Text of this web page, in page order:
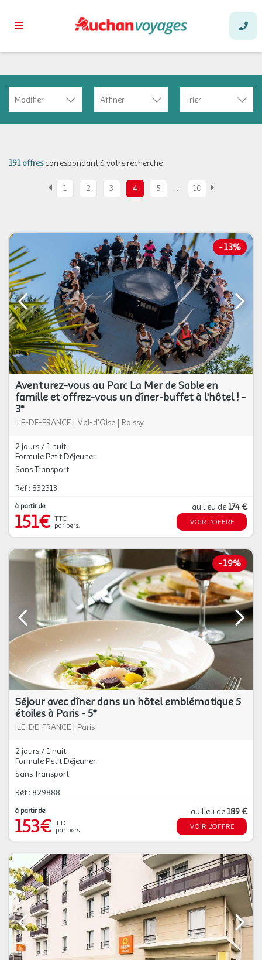
Modifier Affiner Trier
191 offrescorrespondant à votre recherche
1 2 3 4 5 … 10
-13%
Aventurez-vous au Parc La Mer de Sable en
famille et offrez-vous un dîner-buffet à l'hôtel ! -
3*
ILE-DE-FRANCE | Val-d'Oise | Roissy
2 jours / 1 nuit
Formule Petit Déjeuner
Sans Transport
Réf : 832313
à partir de
151€ TTC
par pers.
au lieu de174 €
VOIR L'OFFRE
-19%
Séjour avec dîner dans un hôtel emblématique 5
étoiles à Paris - 5*
ILE-DE-FRANCE | Paris
2 jours / 1 nuit
Formule Petit Déjeuner
Sans Transport
Réf : 829888
à partir de
153€ TTC
par pers.
au lieu de189 €
VOIR L'OFFRE